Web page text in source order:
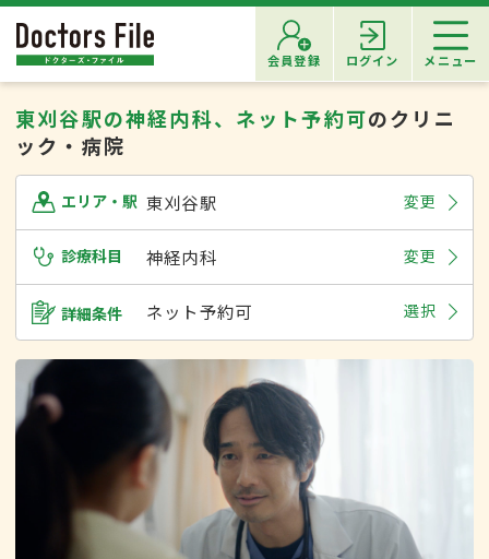
会員登録 ログイン メニュー
東刈谷駅の神経内科、ネット予約可のクリニ
ック・病院
エリア・駅 東刈谷駅 変更
診療科目 神経内科 変更
詳細条件 ネット予約可 選択